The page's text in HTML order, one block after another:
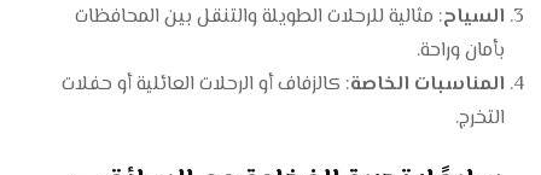
السياح: مثالية للرحلات الطويلة والتنقل بين المحافظات
بأمان وراحة.
المناسبات الخاصة: كالزفاف أو الرحلات العائلية أو حفلات
التخرج.